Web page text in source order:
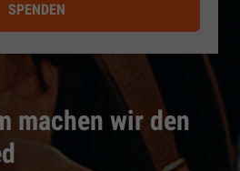
machen wir den
SPENDEN